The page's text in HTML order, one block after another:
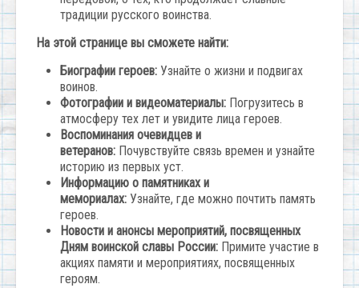
традиции русского воинства.
На этой странице вы сможете найти:
Биографии героев: Узнайте о жизни и подвигах
воинов.
Фотографии и видеоматериалы: Погрузитесь в
атмосферу тех лет и увидите лица героев.
Воспоминания очевидцев и
ветеранов: Почувствуйте связь времен и узнайте
историю из первых уст.
Информацию о памятниках и
мемориалах: Узнайте, где можно почтить память
героев.
Новости и анонсы мероприятий, посвященных
Дням воинской славы России: Примите участие в
акциях памяти и мероприятиях, посвященных
героям.